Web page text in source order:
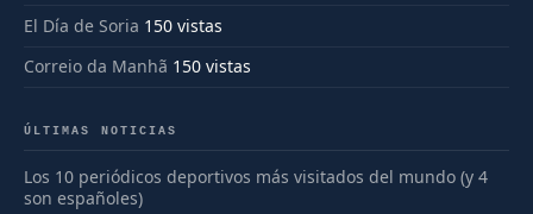
El Día de Soria 150 vistas
Correio da Manhã 150 vistas
ÚLTIMAS NOTICIAS
Los 10 periódicos deportivos más visitados del mundo (y 4
son españoles)